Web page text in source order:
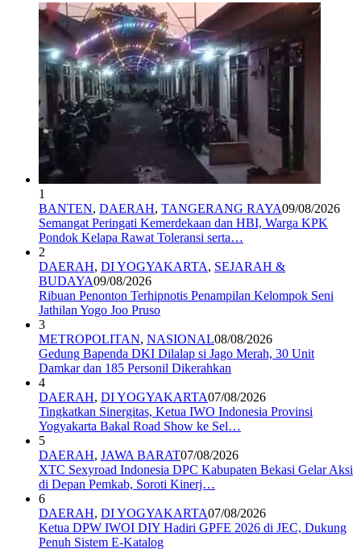
1
BANTEN, DAERAH, TANGERANG RAYA09/08/2026
Semangat Peringati Kemerdekaan dan HBI, Warga KPK
Pondok Kelapa Rawat Toleransi serta…
2
DAERAH, DI YOGYAKARTA, SEJARAH &
BUDAYA09/08/2026
Ribuan Penonton Terhipnotis Penampilan Kelompok Seni
Jathilan Yogo Joo Pruso
3
METROPOLITAN, NASIONAL08/08/2026
Gedung Bapenda DKI Dilalap si Jago Merah, 30 Unit
Damkar dan 185 Personil Dikerahkan
4
DAERAH, DI YOGYAKARTA07/08/2026
Tingkatkan Sinergitas, Ketua IWO Indonesia Provinsi
Yogyakarta Bakal Road Show ke Sel…
5
DAERAH, JAWA BARAT07/08/2026
XTC Sexyroad Indonesia DPC Kabupaten Bekasi Gelar Aksi
di Depan Pemkab, Soroti Kinerj…
6
DAERAH, DI YOGYAKARTA07/08/2026
Ketua DPW IWOI DIY Hadiri GPFE 2026 di JEC, Dukung
Penuh Sistem E-Katalog